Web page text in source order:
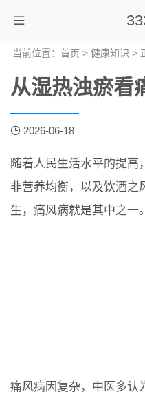
当前位置： 首页 > 健康知识 >
从湿热浊瘀看
2026-06-18
随着人民生活水平的提高
非营养均衡，以及饮酒之
生，痛风病就是其中之一。
痛风病因复杂，中医多认